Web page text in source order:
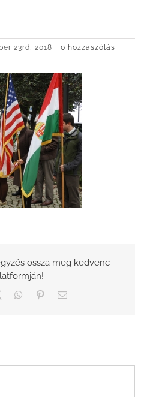
23rd, 2018 0 hozzászólás
ossza meg kedvenc
WhatsApp
PinterestEmail: